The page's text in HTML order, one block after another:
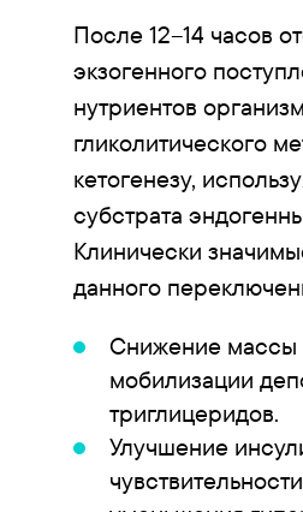
После 12–14 часов
экзогенного
нутриентов
гликолитического
кетогенезу,
субстрата
Клинически
данного
Снижение массы
мобилизации
триглицеридов.
Улучшение